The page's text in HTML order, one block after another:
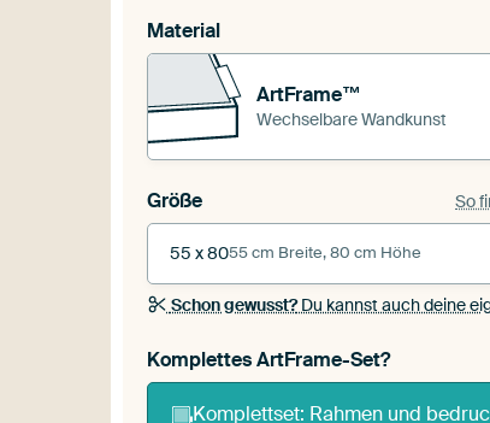
Material
ArtFrame™
Wechselbare Wandkunst
Größe So
55 x 8055 cm Breite, 80 cm Höhe
Schon gewusst?Du kannst auch deine
Komplettes ArtFrame-Set?
Komplettset: Rahmen und